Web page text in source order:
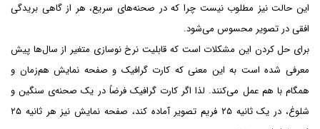
این حالت نیز مطلوب نیست چرا که در صحنه‌های سریع، هر از گاهی بریدگی
افقی در تصویر محسوس می‌شود.
برای حل کردن این مشکلات است که قابلیت نرخ نوسازی متغیر از سال‌ها پیش
معرفی شده است به این معنی که کارت گرافیک و صفحه نمایش هم‌زمان و
همگام با هم عمل می‌کنند. لذا اگر کارت گرافیک فرضاً در یک صحنه‌ی سنگین و
شلوغ، در یک ثانیه ۲۵ فریم تصویر آماده کند، صفحه نمایش نیز هر ثانیه ۲۵